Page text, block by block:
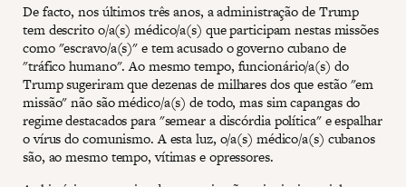
De facto, nos últimos três anos, a administração de Trump
tem descrito o/a(s) médico/a(s) que participam nestas missões
como "escravo/a(s)" e tem acusado o governo cubano de
"tráfico humano". Ao mesmo tempo, funcionário/a(s) do
Trump sugeriram que dezenas de milhares dos que estão "em
missão" não são médico/a(s) de todo, mas sim capangas do
regime destacados para "semear a discórdia política" e espalhar
o vírus do comunismo. A esta luz, o/a(s) médico/a(s) cubanos
são, ao mesmo tempo, vítimas e opressores.